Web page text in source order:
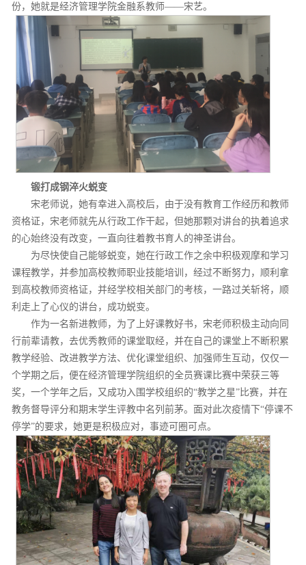
份，她就是经济管理学院金融系教师——宋艺。
锻打成钢淬火蜕变
宋老师说，她有幸进入高校后，由于没有教育工作经历和教师
资格证，宋老师就先从行政工作干起，但她那颗对讲台的执着追求
的心始终没有改变，一直向往着教书育人的神圣讲台。
为尽快使自己能够蜕变，她在行政工作之余中积极观摩和学习
课程教学，并参加高校教师职业技能培训，经过不断努力，顺利拿
到高校教师资格证，并经学校相关部门的考核，一路过关斩将，顺
利走上了心仪的讲台，成功蜕变。
作为一名新进教师，为了上好课教好书，宋老师积极主动向同
行前辈请教，去优秀教师的课堂取经，并在自己的课堂上不断积累
教学经验、改进教学方法、优化课堂组织、加强师生互动，仅仅一
个学期之后，便在经济管理学院组织的全员赛课比赛中荣获三等
奖，一个学年之后，又成功入围学校组织的“教学之星”比赛，并在
教务督导评分和期末学生评教中名列前茅。面对此次疫情下“停课不
停学”的要求，她更是积极应对，事迹可圈可点。